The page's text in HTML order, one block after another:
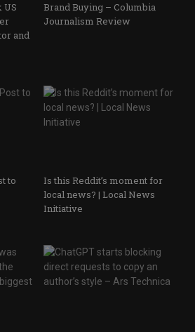
US
and
Brand Buying – Columbia
Journalism Review
to
Is this Reddit’s moment for
local news? | Local News
Initiative